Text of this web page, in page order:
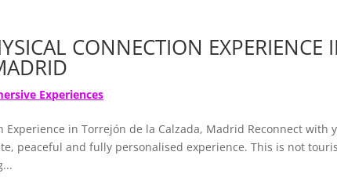
CONNECTION EXPERIENCE
Experiences
Experience in Torrejón de la Calzada, Madrid Reconnect with
peaceful and fully personalised experience. This is not